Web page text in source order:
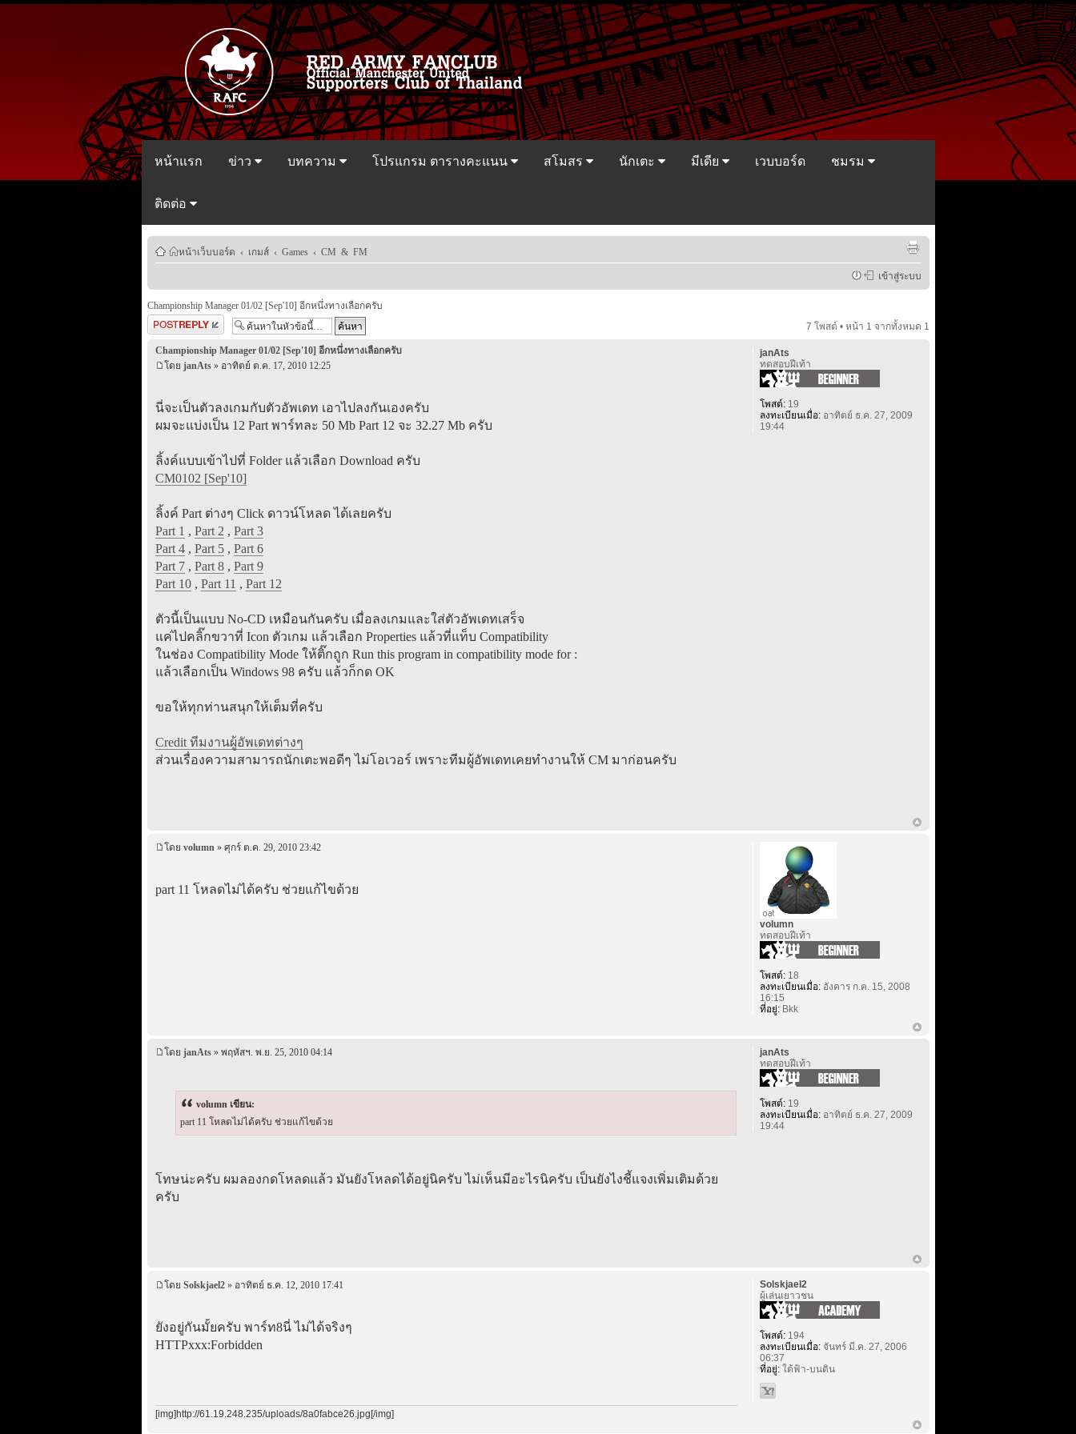
หน้าแรก ข่าว บทความ โปรแกรม ตารางคะแนน สโมสร นักเตะ มีเดีย เวบบอร์ด ชมรม
ติดต่อ
หน้าเว็บบอร์ด ‹ เกมส์ ‹ Games ‹ CM & FM
เข้าสู่ระบบ
Championship Manager 01/02 [Sep'10] อีกหนึ่งทางเลือกครับ
ตอบกระทู้
7 โพสต์ • หน้า 1 จากทั้งหมด 1
Championship Manager 01/02 [Sep'10] อีกหนึ่งทางเลือกครับ
โดย janAts» อาทิตย์ ต.ค. 17, 2010 12:25
นี่จะเป็นตัวลงเกมกับตัวอัพเดท เอาไปลงกันเองครับ
ผมจะแบ่งเป็น 12 Part พาร์ทละ 50 Mb Part 12 จะ 32.27 Mb ครับ
ลิ้งค์แบบเข้าไปที่ Folder แล้วเลือก Download ครับ
CM0102 [Sep'10]
ลิ้งค์ Part ต่างๆ Click ดาวน์โหลด ได้เลยครับ
Part 1 , Part 2 , Part 3
Part 4, Part 5, Part 6
Part 7, Part 8, Part 9
Part 10, Part 11 , Part 12
ตัวนี้เป็นแบบ No-CD เหมือนกันครับ เมื่อลงเกมและใส่ตัวอัพเดทเสร็จ
แค่ไปคลิ๊กขวาที่ Icon ตัวเกม แล้วเลือก Properties แล้วที่แท็บ Compatibility
ในช่อง Compatibility Mode ให้ติ๊กถูก Run this program in compatibility mode for :
แล้วเลือกเป็น Windows 98 ครับ แล้วก็กด OK
ขอให้ทุกท่านสนุกให้เต็มที่ครับ
Credit ทีมงานผู้อัพเดทต่างๆ
ส่วนเรื่องความสามารถนักเตะพอดีๆ ไม่โอเวอร์ เพราะทีมผู้อัพเดทเคยทำงานให้ CM มาก่อนครับ
janAts
ทดสอบฝีเท้า
โพสต์:19
ลงทะเบียนเมื่อ:อาทิตย์ ธ.ค. 27, 2009
19:44
โดย volumn» ศุกร์ ต.ค. 29, 2010 23:42
part 11 โหลดไม่ได้ครับ ช่วยแก้ไขด้วย
volumn
ทดสอบฝีเท้า
โพสต์:18
ลงทะเบียนเมื่อ:อังคาร ก.ค. 15, 2008
16:15
ที่อยู่:Bkk
โดย janAts» พฤหัสฯ. พ.ย. 25, 2010 04:14
volumn เขียน:
part 11 โหลดไม่ได้ครับ ช่วยแก้ไขด้วย
โทษน่ะครับ ผมลองกดโหลดแล้ว มันยังโหลดได้อยู่นิครับ ไม่เห็นมีอะไรนิครับ เป็นยังไงชี้แจงเพิ่มเติมด้วย
ครับ
janAts
ทดสอบฝีเท้า
โพสต์:19
ลงทะเบียนเมื่อ:อาทิตย์ ธ.ค. 27, 2009
19:44
โดย Solskjael2» อาทิตย์ ธ.ค. 12, 2010 17:41
ยังอยู่กันมั้ยครับ พาร์ท8นี่ ไม่ได้จริงๆ
HTTPxxx:Forbidden
[img]http://61.19.248.235/uploads/8a0fabce26.jpg[/img]
Solskjael2
ผู้เล่นเยาวชน
โพสต์:194
ลงทะเบียนเมื่อ:จันทร์ มี.ค. 27, 2006
06:37
ที่อยู่:ใต้ฟ้า-บนดิน